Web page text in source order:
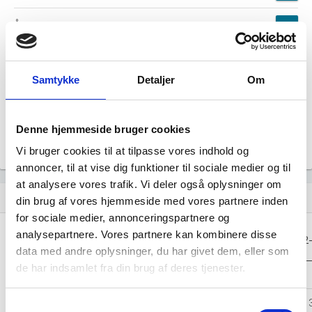
Samtykke Detaljer Om
Denne hjemmeside bruger cookies
Vi bruger cookies til at tilpasse vores indhold og
annoncer, til at vise dig funktioner til sociale medier og til
at analysere vores trafik. Vi deler også oplysninger om
din brug af vores hjemmeside med vores partnere inden
for sociale medier, annonceringspartnere og
analysepartnere. Vores partnere kan kombinere disse
data med andre oplysninger, du har givet dem, eller som
de har indsamlet fra din brug af deres tjenester.
Årsrapporten 2024-09
Årsrapporten 2023-09 file_download
Årsrapporten 2022-09 file_download
Årsrapporten 2021-09
assignment Regnskaber
Resultat i 1000
DKK
2025-09 2024-09 2023-09
Nettoomsætning - -